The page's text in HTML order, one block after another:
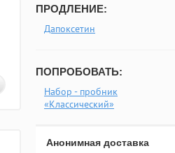
ПРОДЛЕНИЕ:
Дапоксетин
ПОПРОБОВАТЬ:
Набор - пробник
«Классический»
Анонимная доставка